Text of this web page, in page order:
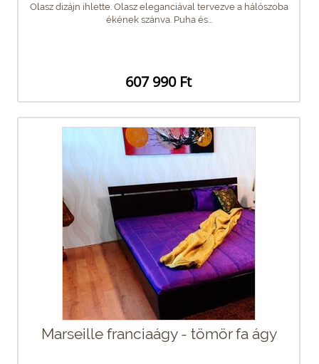
Olasz dizájn ihlette. Olasz eleganciával tervezve a hálószoba
ékének szánva. Puha és...
607 990 Ft
Marseille franciaágy - tömör fa ágy